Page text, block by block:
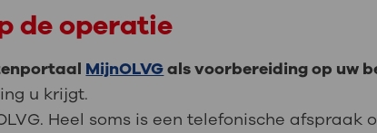
de operatie
MijnOLVGals voorbereiding op uw
u krijgt.
Heel soms is een telefonische afspraak